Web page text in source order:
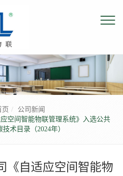
页
公司新闻
空间智能物联管理系统》入选公共
术目录（2024年）
《自适应空间智能物